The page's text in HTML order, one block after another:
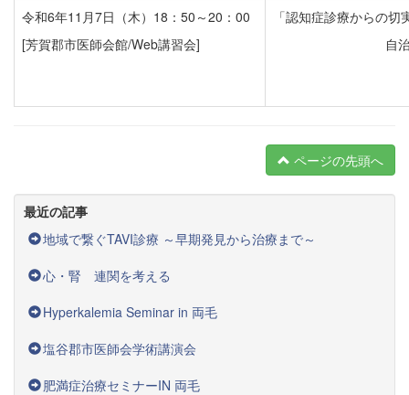
令和6年11月7日（木）18：50～20：00
[芳賀郡市医師会館/Web講習会]
「認知症診療からの
自
ページの先頭へ
最近の記事
地域で繋ぐTAVI診療 ～早期発見から治療まで～
心・腎 連関を考える
Hyperkalemia Seminar in 両毛
塩谷郡市医師会学術講演会
肥満症治療セミナーIN 両毛